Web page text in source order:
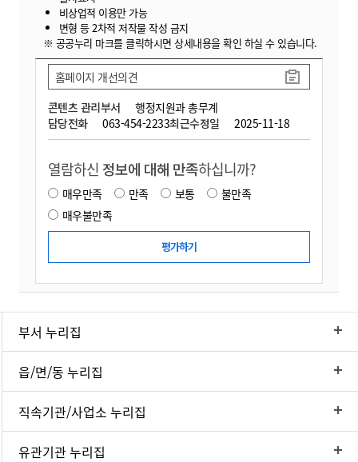
비상업적 이용만 가능
변형 등 2차적 저작물 작성 금지
※ 공공누리 마크를 클릭하시면 상세내용을 확인 하실 수 있습니다.
콘텐츠 관리부서
행정지원과 총무계
담당전화
063-454-2233최근수정일 2025-11-18
홈페이지 개선의견
열람하신 정보에 대해 만족하십니까?
매우만족 만족 보통
불만족
매우불만족
부서 누리집
읍/면/동 누리집
직속기관/사업소 누리집
유관기관 누리집